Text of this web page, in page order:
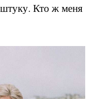
Кто ж меня